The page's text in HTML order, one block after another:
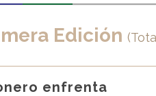
Edición
enfrenta